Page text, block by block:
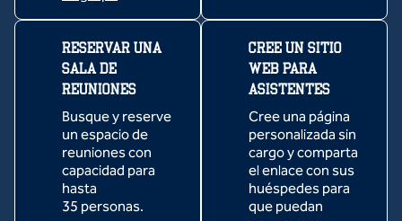
RESERVAR UNA
SALA DE
REUNIONES
Busque y reserve
un espacio de
reuniones con
capacidad para
hasta
35 personas.
CREE UN SITIO
WEB PARA
ASISTENTES
Cree una página
personalizada sin
cargo y comparta
el enlace con sus
huéspedes para
que puedan